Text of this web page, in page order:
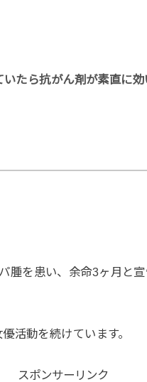
たら抗がん剤が素直に効
腫を患い、余命3ヶ月と
活動を続けています。
スポンサーリンク